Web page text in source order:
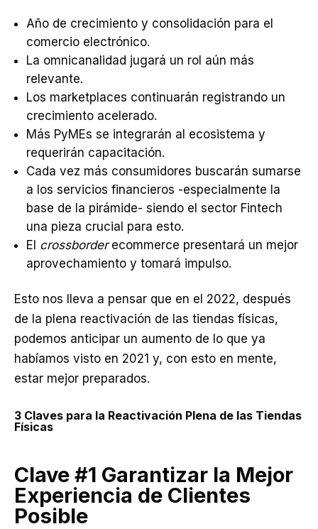
Año de crecimiento y consolidación para el
comercio electrónico.
La omnicanalidad jugará un rol aún más
relevante.
Los marketplaces continuarán registrando un
crecimiento acelerado.
Más PyMEs se integrarán al ecosistema y
requerirán capacitación.
Cada vez más consumidores buscarán sumarse
a los servicios financieros -especialmente la
base de la pirámide- siendo el sector Fintech
una pieza crucial para esto.
El crossborderecommerce presentará un mejor
aprovechamiento y tomará impulso.
Esto nos lleva a pensar que en el 2022, después
de la plena reactivación de las tiendas físicas,
podemos anticipar un aumento de lo que ya
habíamos visto en 2021 y, con esto en mente,
estar mejor preparados.
3 Claves para la Reactivación Plena de las Tiendas
Físicas
Clave #1 Garantizar la Mejor
Experiencia de Clientes
Posible